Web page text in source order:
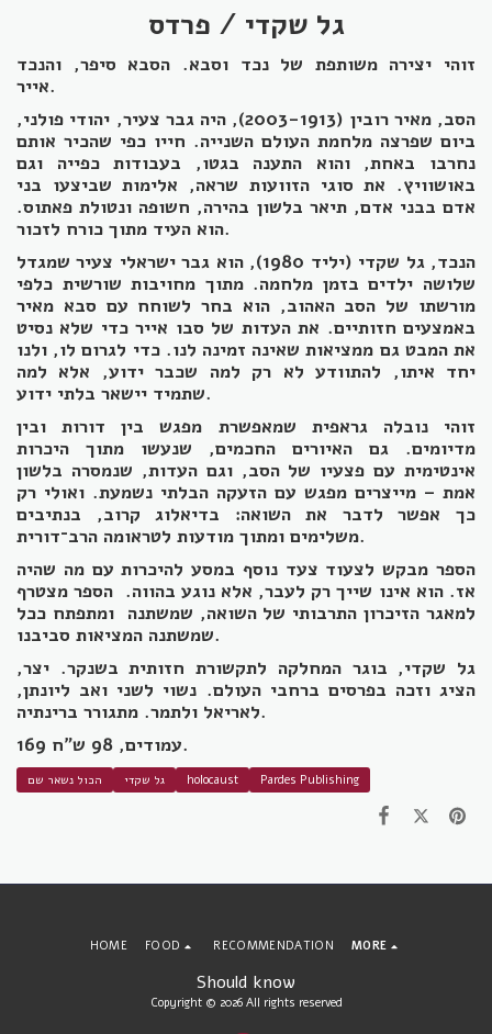
גל שקדי / פרדס
זוהי יצירה משותפת של נכד וסבא. הסבא סיפר, והנכד
אייר.
הסב, מאיר רובין (2003-1913), היה גבר צעיר, יהודי פולני,
ביום שפרצה מלחמת העולם השנייה. חייו כפי שהכיר אותם
נחרבו באחת, והוא התענה בגטו, בעבודות כפייה וגם
באושוויץ. את סוגי הזוועות שראה, אלימות שביצעו בני
אדם בבני אדם, תיאר בלשון בהירה, חשופה ונטולת פאתוס.
הוא העיד מתוך כורח לזכור.
הנכד, גל שקדי (יליד 1980), הוא גבר ישראלי צעיר שמגדל
שלושה ילדים בזמן מלחמה. מתוך מחויבות שורשית כלפי
מורשתו של הסב האהוב, הוא בחר לשוחח עם סבא מאיר
באמצעים חזותיים. את העדות של סבו אייר כדי שלא נסיט
את המבט גם ממציאות שאינה זמינה לנו. כדי לגרום לו, ולנו
יחד איתו, להתוודע לא רק למה שכבר ידוע, אלא למה
שתמיד יישאר בלתי ידוע.
זוהי נובלה גראפית שמאפשרת מפגש בין דורות ובין
מדיומים. גם האיורים החכמים, שנעשו מתוך היכרות
אינטימית עם פצעיו של הסב, וגם העדות, שנמסרה בלשון
אמת – מייצרים מפגש עם הזעקה הבלתי נשמעת. ואולי רק
כך אפשר לדבר את השואה: בדיאלוג קרוב, בנתיבים
משלימים ומתוך מודעות לטראומה הרב־דורית.
הספר מבקש לצעוד צעד נוסף במסע להיכרות עם מה שהיה
אז. הוא אינו שייך רק לעבר, אלא נוגע בהווה. הספר מצטרף
למאגר הזיכרון התרבותי של השואה, שמשתנה ומתפתח ככל
שמשתנה המציאות סביבנו.
גל שקדי, בוגר המחלקה לתקשורת חזותית בשנקר. יצר,
הציג וזכה בפרסים ברחבי העולם. נשוי לשני ואב ליונתן,
לאריאל ולתמר. מתגורר ברינתיה.
169 עמודים, 98 ש"ח.
הכול נשאר שם גל שקדי holocaust Pardes Publishing
Should know
Copyright © 2026 All rights reserved
HOME FOOD RECOMMENDATION MORE